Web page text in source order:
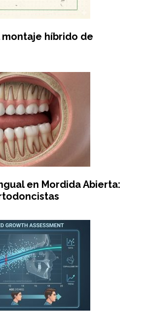
montaje híbrido de
en Mordida Abierta: